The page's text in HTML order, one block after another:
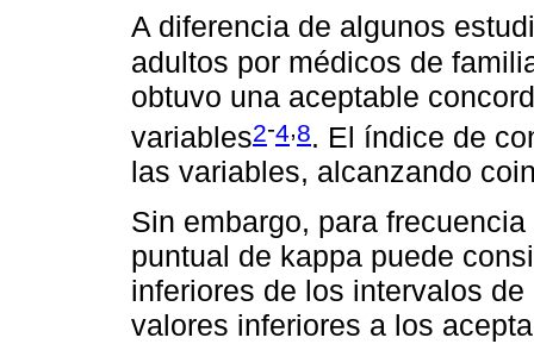
A diferencia de algunos
adultos por médicos de
obtuvo una aceptable
variables2-4,8. El índice de
las variables, alcanzando
Sin embargo, para
puntual de kappa puede
inferiores de los intervalos
valores inferiores a los